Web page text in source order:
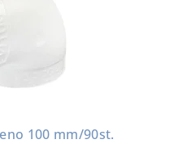
100 mm/90st.